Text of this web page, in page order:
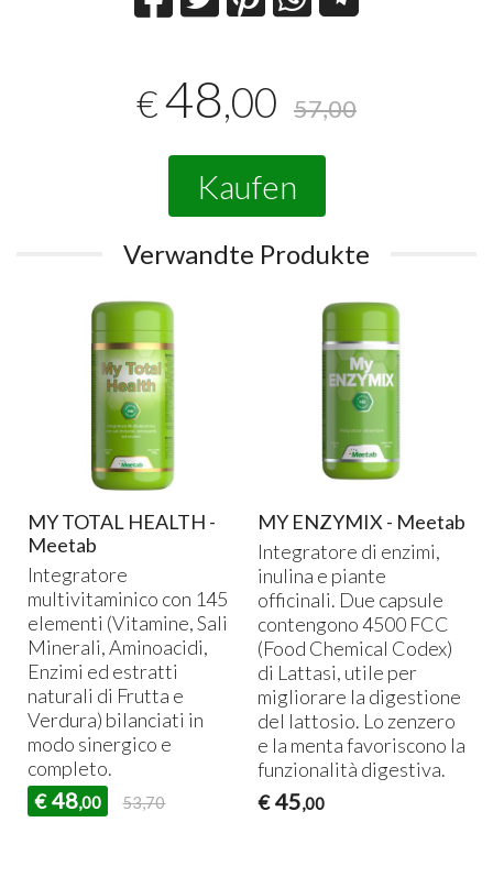
€48,00 57,00
Kaufen
Verwandte Produkte
MY TOTAL HEALTH -
Meetab
Integratore
multivitaminico con 145
elementi (Vitamine, Sali
Minerali, Aminoacidi,
Enzimi ed estratti
naturali di Frutta e
Verdura) bilanciati in
modo sinergico e
completo.
€ 48,00 53,70
MY ENZYMIX - Meetab
Integratore di enzimi,
inulina e piante
officinali. Due capsule
contengono 4500 FCC
(Food Chemical Codex)
di Lattasi, utile per
migliorare la digestione
del lattosio. Lo zenzero
e la menta favoriscono la
funzionalità digestiva.
€ 45,00